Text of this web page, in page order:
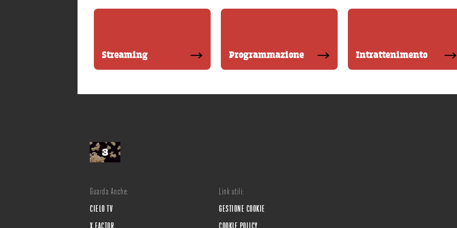
Streaming Programmazione Intrattenimento
Guarda Anche:
CIELO TV
X FACTOR
Link utili:
GESTIONE COOKIE
COOKIE POLICY